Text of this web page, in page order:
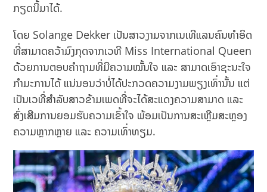
ກຽດນີ້ມາໄດ້.
ໂດຍ Solange Dekker ເປັນສາວງາມຈາກເນເທີແລນຄົນທຳອິດ
ທີ່ສາມາດຄວ້າມົງກຸດຈາກເວທີ Miss International Queen
ດ້ວຍການຕອບຄຳຖາມທີ່ມີຄວາມໝັ້ນໃຈ ແລະ ສາມາດເອົາຊະນະໃຈ
ກຳມະການໄດ້ ແນ່ນອນວ່າບໍ່ໄດ້ປະກວດຄວາມງາມພຽງເທົ່ານັ້ນ ແຕ່
ເປັນເວທີ່ສຳລັບສາວຂ້າມເພດທີ່ຈະໄດ້ສະແດງຄວາມສາມາດ ແລະ
ສົ່ງເສີມການຍອມຮັບຄວາມເຂົ້າໃຈ ພ້ອມເປັນການສະເຫຼີມສະຫຼອງ
ຄວາມຫຼາກຫຼາຍ ແລະ ຄວາມເທົ່າທຽມ.